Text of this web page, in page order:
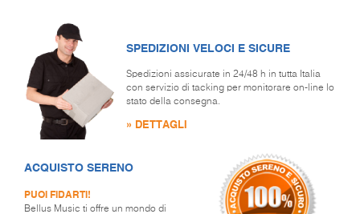
SPEDIZIONI VELOCI E SICURE
Spedizioni assicurate in 24/48 h in tutta Italia
con servizio di tacking per monitorare on-line lo
stato della consegna.
» DETTAGLI
ACQUISTO SERENO
PUOI FIDARTI!
Bellus Music ti offre un mondo di